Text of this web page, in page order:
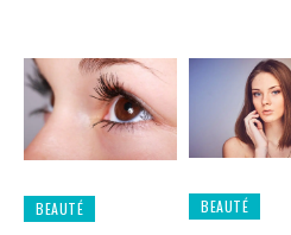
BEAUTÉ BEAUTÉ